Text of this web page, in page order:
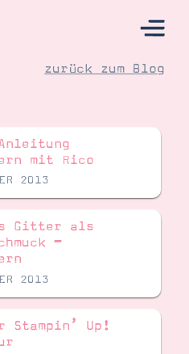
zurück zum Blog
mit Rico
2013
Gitter als
–
2013
Stampin’ Up!